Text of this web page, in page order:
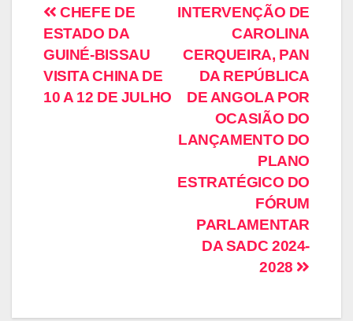
INTERVENÇÃO DE
CAROLINA
CERQUEIRA, PAN
DA REPÚBLICA
DE ANGOLA POR
OCASIÃO DO
LANÇAMENTO DO
PLANO
ESTRATÉGICO DO
FÓRUM
PARLAMENTAR
DA SADC 2024-
2028
CHEFE DE
ESTADO DA
GUINÉ-BISSAU
VISITA CHINA DE
10 A 12 DE JULHO